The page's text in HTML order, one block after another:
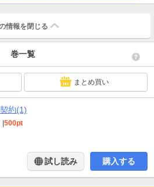
情報を 閉じる
巻一覧
まとめ買い
約(1)
500pt
試し読み 購入する